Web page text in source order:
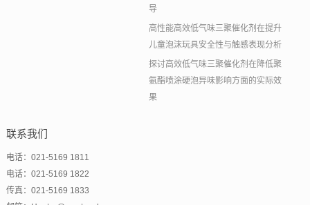
导
高性能高效低气味三聚催化剂在提升
儿童泡沫玩具安全性与触感表现分析
探讨高效低气味三聚催化剂在降低聚
氨酯喷涂硬泡异味影响方面的实际效
果
联系我们
电话：021-5169 1811
电话：021-5169 1822
传真：021-5169 1833